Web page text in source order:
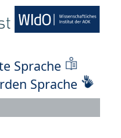
Sprache
Sprache